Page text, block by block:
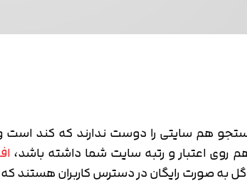
هم سایتی را دوست ندارند که کند
روی اعتبار و رتبه سایت شما داشته باشد،
به صورت رایگان در دسترس کاربران هستند که